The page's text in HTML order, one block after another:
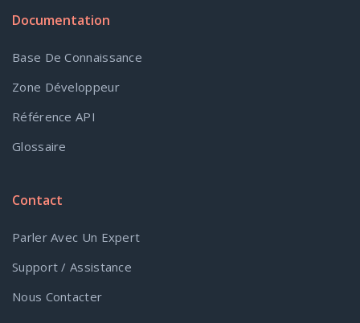
Documentation
Base De Connaissance
Zone Développeur
Référence API
Glossaire
Contact
Parler Avec Un Expert
Support / Assistance
Nous Contacter